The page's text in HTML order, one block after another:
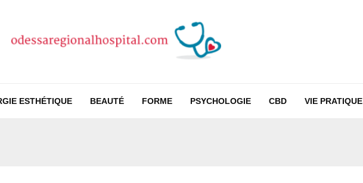
ESTHÉTIQUE BEAUTÉ FORME PSYCHOLOGIE CBD VIE PRATIQUE